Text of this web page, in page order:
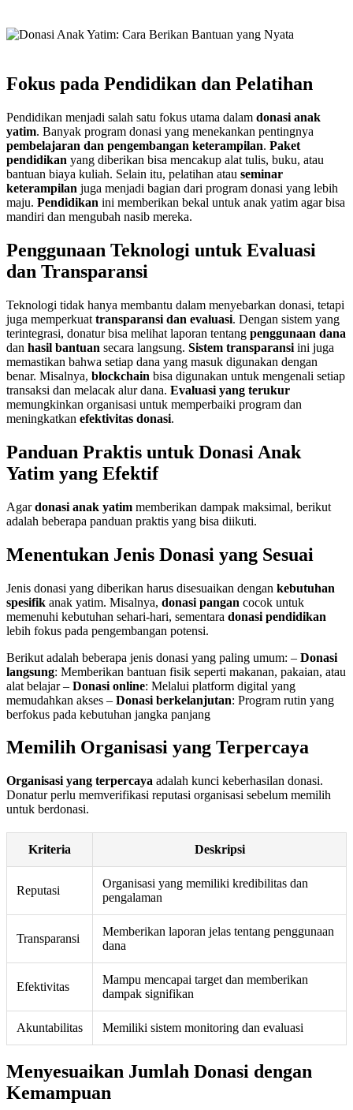
Fokus pada Pendidikan dan Pelatihan
Pendidikan menjadi salah satu fokus utama dalam donasi anak
yatim. Banyak program donasi yang menekankan pentingnya
pembelajaran dan pengembangan keterampilan. Paket
pendidikan yang diberikan bisa mencakup alat tulis, buku, atau
bantuan biaya kuliah. Selain itu, pelatihan atau seminar
keterampilan juga menjadi bagian dari program donasi yang lebih
maju. Pendidikan ini memberikan bekal untuk anak yatim agar bisa
mandiri dan mengubah nasib mereka.
Penggunaan Teknologi untuk Evaluasi
dan Transparansi
Teknologi tidak hanya membantu dalam menyebarkan donasi, tetapi
juga memperkuat transparansi dan evaluasi. Dengan sistem yang
terintegrasi, donatur bisa melihat laporan tentang penggunaan dana
dan hasil bantuan secara langsung. Sistem transparansi ini juga
memastikan bahwa setiap dana yang masuk digunakan dengan
benar. Misalnya, blockchain bisa digunakan untuk mengenali setiap
transaksi dan melacak alur dana. Evaluasi yang terukur
memungkinkan organisasi untuk memperbaiki program dan
meningkatkan efektivitas donasi.
Panduan Praktis untuk Donasi Anak
Yatim yang Efektif
Agardonasi anak yatim memberikan dampak maksimal, berikut
adalah beberapa panduan praktis yang bisa diikuti.
Menentukan Jenis Donasi yang Sesuai
Jenis donasi yang diberikan harus disesuaikan dengan kebutuhan
spesifik anak yatim. Misalnya, donasi pangan cocok untuk
memenuhi kebutuhan sehari-hari, sementara donasi pendidikan
lebih fokus pada pengembangan potensi.
Berikut adalah beberapa jenis donasi yang paling umum: – Donasi
langsung: Memberikan bantuan fisik seperti makanan, pakaian, atau
alat belajar – Donasi online: Melalui platform digital yang
memudahkan akses – Donasi berkelanjutan: Program rutin yang
berfokus pada kebutuhan jangka panjang
Memilih Organisasi yang Terpercaya
Organisasi yang terpercaya adalah kunci keberhasilan donasi.
Donatur perlu memverifikasi reputasi organisasi sebelum memilih
untuk berdonasi.
Kriteria Deskripsi
Reputasi
Organisasi yang memiliki kredibilitas dan
pengalaman
Transparansi
Memberikan laporan jelas tentang penggunaan
dana
Efektivitas
Mampu mencapai target dan memberikan
dampak signifikan
Akuntabilitas Memiliki sistem monitoring dan evaluasi
Menyesuaikan Jumlah Donasi dengan
Kemampuan